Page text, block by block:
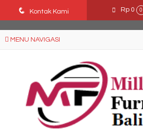
q Kontak Kami Rp 0 0
MENU NAVIGASI